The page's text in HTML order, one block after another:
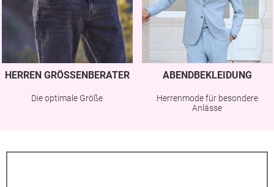
HERREN GRÖSSENBERATER
Die optimale Größe
ABENDBEKLEIDUNG
Herrenmode für besondere
Anlässe